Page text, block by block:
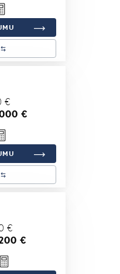
€
€
€
€